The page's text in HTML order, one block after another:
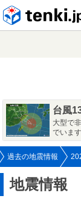
台風
大型で
でいます
過去の地震情報
地震情報